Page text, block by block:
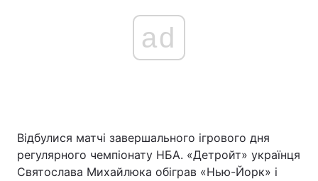
ad
Відбулися матчі завершального ігрового дня
регулярного чемпіонату НБА. «Детройт» українця
Святослава Михайлюка обіграв «Нью-Йорк» і